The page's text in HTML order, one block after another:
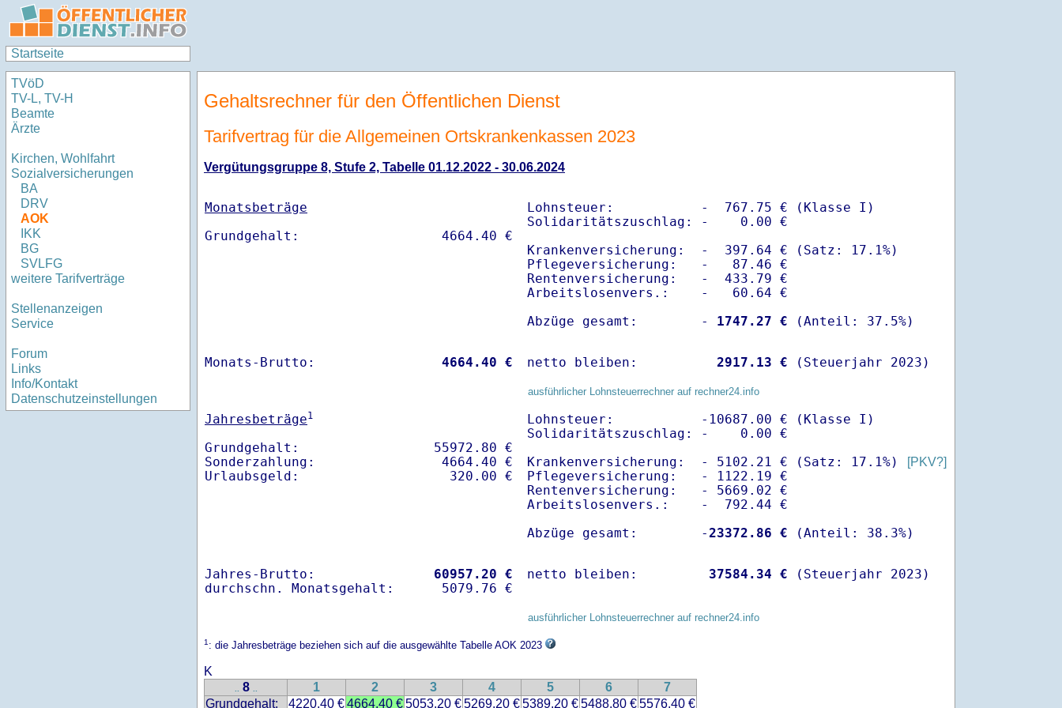
Startseite
TVöD
TV-L, TV-H
Beamte
Ärzte
Kirchen, Wohlfahrt
Sozialversicherungen
BA
DRV
AOK
IKK
BG
SVLFG
weitere Tarifverträge
Stellenanzeigen
Service
Forum
Links
Info/Kontakt
Datenschutzeinstellungen
Gehaltsrechner für den Öffentlichen Dienst
Tarifvertrag für die Allgemeinen Ortskrankenkassen 2023
Vergütungsgruppe 8, Stufe 2, Tabelle 01.12.2022 - 30.06.2024
Monatsbeträge
Lohnsteuer:           -  767.75 € (Klasse I)
Solidaritätszuschlag: -    0.00 €
Krankenversicherung:  -  397.64 € (Satz: 17.1%)
Pflegeversicherung:   -   87.46 €
Rentenversicherung:   -  433.79 €
Arbeitslosenvers.:    -   60.64 €
Abzüge gesamt:        -
1747.27 €
Monats-Brutto: 4664.40 € netto bleiben: 2917.13 € (Steuerjahr 2023)
ausführlicher Lohnsteuerrechner auf rechner24.info
Jahresbeträge1
Grundgehalt:                 55972.80 €
Sonderzahlung:                4664.40 €
Lohnsteuer:           -10687.00 € (Klasse I)
Solidaritätszuschlag: -    0.00 €
Krankenversicherung:  - 5102.21 € (Satz: 17.1%)
[PKV?]
Pflegeversicherung:   - 1122.19 €
Rentenversicherung:   - 5669.02 €
Arbeitslosenvers.:    -  792.44 €
Abzüge gesamt:        -23372.86 €
Jahres-Brutto: 60957.20 €
netto bleiben: 37584.34 € (Steuerjahr 2023)
ausführlicher Lohnsteuerrechner auf rechner24.info
1: die Jahresbeträge beziehen sich auf die ausgewählte Tabelle AOK 2023
K
.. 8 .. 1 2 3 4 5 6
7
Grundgehalt:
4220.40 €4664.40 €5053.20 €5269.20 €5389.20 €5488.80 €5576.40 €